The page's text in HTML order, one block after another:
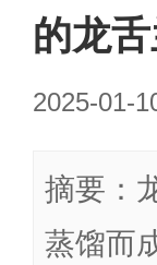
的龙
2025-01-
摘要：
蒸馏而